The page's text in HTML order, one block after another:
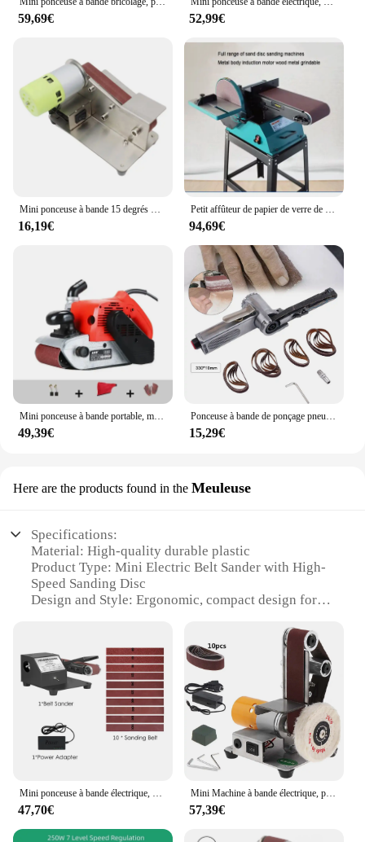
59,69€ 52,99€
16,19€ 94,69€
Mini ponceuse à bande portable, meuleuse plate, petite machine à papier de verre, polisseuse, calcul, travail domestique
49,39€
Ponceuse à bande de ponçage pneumatique, 10mm, 330x10mm de large, bricolage, lime électrique, ponçage tatif + 25 meuleuse d'angle environnemental, meulage
15,29€
Here are the products found in the Meuleuse
Specifications:
Material: High-quality durable plastic
Product Type: Mini Electric Belt Sander with High-
Speed Sanding Disc
Design and Style: Ergonomic, compact design for
smoothing various surfaces
Performance and Property: Efficient, multi-
ecological, and powerful
Parts and Accessories: Comes with a high-speed
sanding disc for immediate use
Features:
|Mini Ponceuse À Bande Électrique Disque De Sable
Multiécologique Polissage|Wholesale|Vendors|
**Efficient and Versatile Polishing Solution**
47,70€
Mini Machine à bande électrique, ponceuse, ponçage, meulage, vitesses réglables, meulage, polissage, bords de coupe, bricolage
57,39€